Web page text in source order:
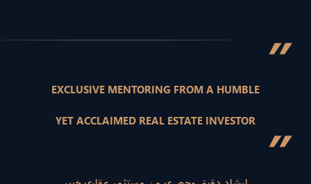
”
EXCLUSIVE MENTORING FROM A HUMBLE
YET ACCLAIMED REAL ESTATE INVESTOR ”